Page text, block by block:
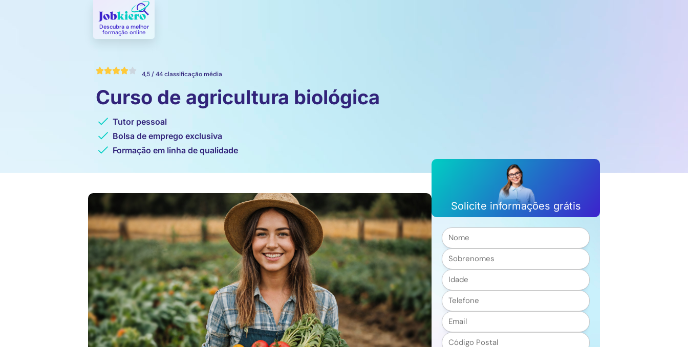
Descubra a melhor
formação online​
4,5 / 44 classificação média
Curso de agricultura biológica
Tutor pessoal
Bolsa de emprego exclusiva
Formação em linha de qualidade
Solicite informações grátis
Nome
Sobrenomes
Número
Teléfono
Email
Código
Postal